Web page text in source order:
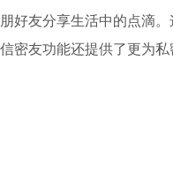
好友分享生活中的点滴
密友功能还提供了更为